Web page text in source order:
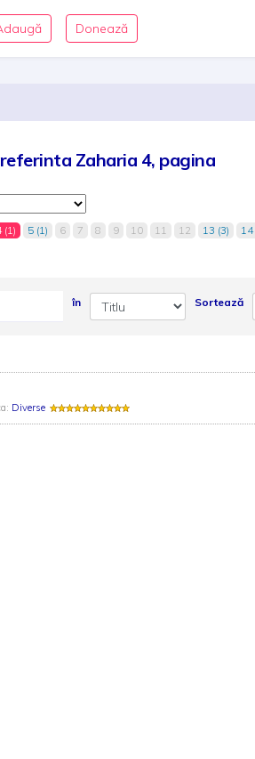
Donează
Zaharia 4, pagina
(1) 5 (1) 6 7 8 9 10 11 12 13 (3) 14
în Sortează
Diverse